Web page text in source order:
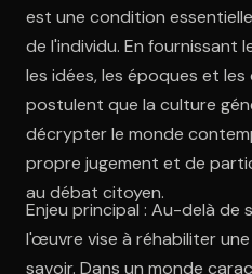
est une condition
de l'individu. En fournissant
les idées, les époques et
postulent que la culture
décrypter le monde
propre jugement et de
au débat citoyen.
Enjeu principal : Au-delà de
l'œuvre vise à réhabiliter
savoir. Dans un monde